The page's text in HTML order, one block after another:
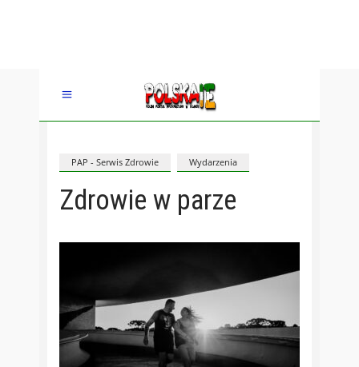
PAP - Serwis Zdrowie Wydarzenia
Zdrowie w parze